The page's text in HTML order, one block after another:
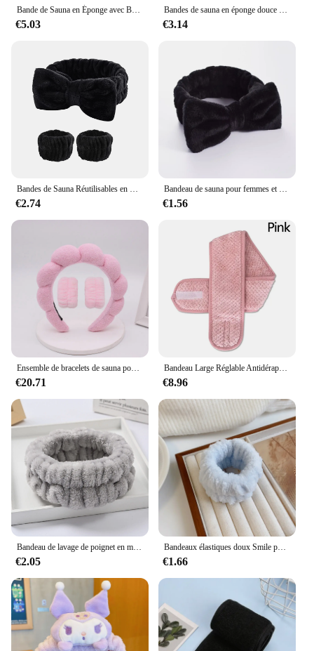
Bande de Sauna en Éponge avec Bracelets pour Lavage du Visage, Large et Rembourré, Soins de la Peau, Démaquillage, Douche pour Femme et Fille
€5.03
Bandes de sauna en éponge douce pour filles, accessoires pour cheveux, lavage du visage, bain, maquillage, réglable, SPA, visage, femmes
€3.14
Bandes de Sauna Réutilisables en Microcarence Douce pour Femme, Bandeau de Cheveux en Maille pour le dehors, la Course à Pied
€2.74
Bandeau de sauna pour femmes et filles, serre-tête élastique, nœud supérieur, accessoires pour cheveux, lieu de maquillage, lavage du visage, doux
€1.56
€20.71
Bandeau Large Réglable Antidérapant pour Femme, Yoga, Spa, Bain, Douche, Maquillage, Lavage du Visage, Cosmétique, Sauna, Accessoires de Maquillage
€8.96
€2.05
Bandeaux élastiques doux Smile pour femmes, bain spa, bandeau de maquillage, lavage du visage, yoga, sauna, accessoires pour cheveux pour filles
€1.66